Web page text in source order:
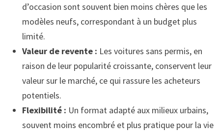
d’occasion sont souvent bien moins chères que les
modèles neufs, correspondant à un budget plus
limité.
Valeur de revente : Les voitures sans permis, en
raison de leur popularité croissante, conservent leur
valeur sur le marché, ce qui rassure les acheteurs
potentiels.
Flexibilité : Un format adapté aux milieux urbains,
souvent moins encombré et plus pratique pour la vie